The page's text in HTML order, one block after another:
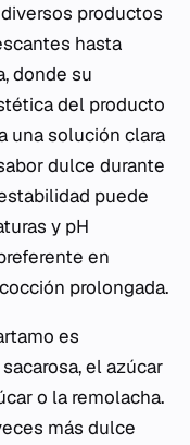
productos
hasta
donde su
del producto
una solución clara
dulce durante
puede
y pH
en
prolongada.
es
el azúcar
o la remolacha.
más dulce